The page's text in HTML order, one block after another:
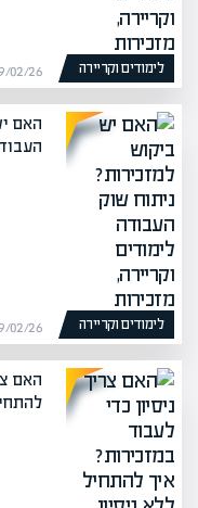
לימודים וקריירה 09/02/26 (כ״ב שבט תשפ״ו) |
לימודים וקריירה
האם
09/02/26 (כ״ב שבט תשפ״ו) |
האם